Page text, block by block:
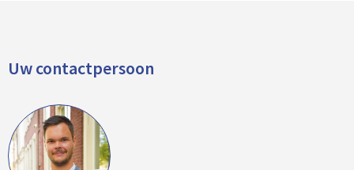
Uw contactpersoon